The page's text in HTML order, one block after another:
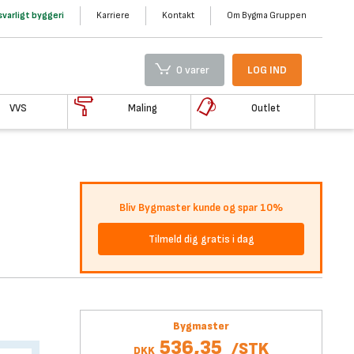
byggeri Karriere Kontakt Om Bygma Gruppen
0 varer LOG IND
VVS Maling Outlet
Bliv Bygmaster kunde og spar 10%
Tilmeld dig gratis i dag
Bygmaster
DKK 536,35 /STK